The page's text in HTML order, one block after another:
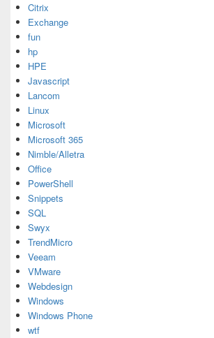
Citrix
Exchange
fun
hp
HPE
Javascript
Lancom
Linux
Microsoft
Microsoft 365
Nimble/Alletra
Office
PowerShell
Snippets
SQL
Swyx
TrendMicro
Veeam
VMware
Webdesign
Windows
Windows Phone
wtf